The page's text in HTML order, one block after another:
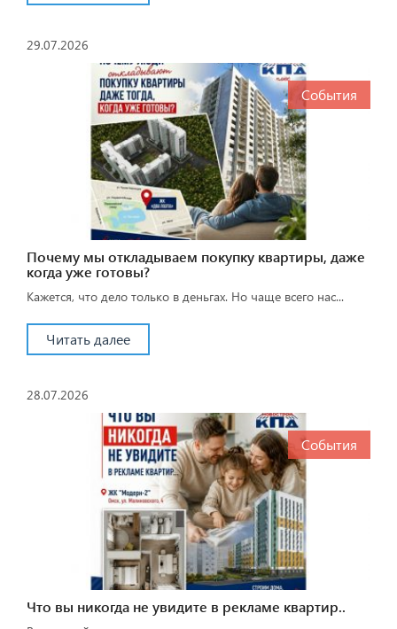
29.07.2026
События
Почему мы откладываем покупку квартиры, даже
когда уже готовы?
Кажется, что дело только в деньгах. Но чаще всего нас...
Читать далее
28.07.2026
События
Что вы никогда не увидите в рекламе квартир..